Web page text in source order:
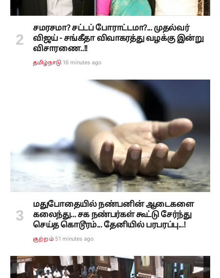
சமரசமா? சட்டப் போராட்டமா?... முதல்வர்
விஜய் - சங்கீதா விவாகரத்து வழக்கு இன்று
விசாரணை..!!
தமிழ்நாடு 16 minutes ago
மதுபோதையில் நண்பனின் ஆடைகளை
கலைந்து... சக நண்பர்கள் கூட்டு சேர்ந்து
செய்த கொடூரம்... தேனியில் பரபரப்பு...!
குற்றம் 51 minutes ago